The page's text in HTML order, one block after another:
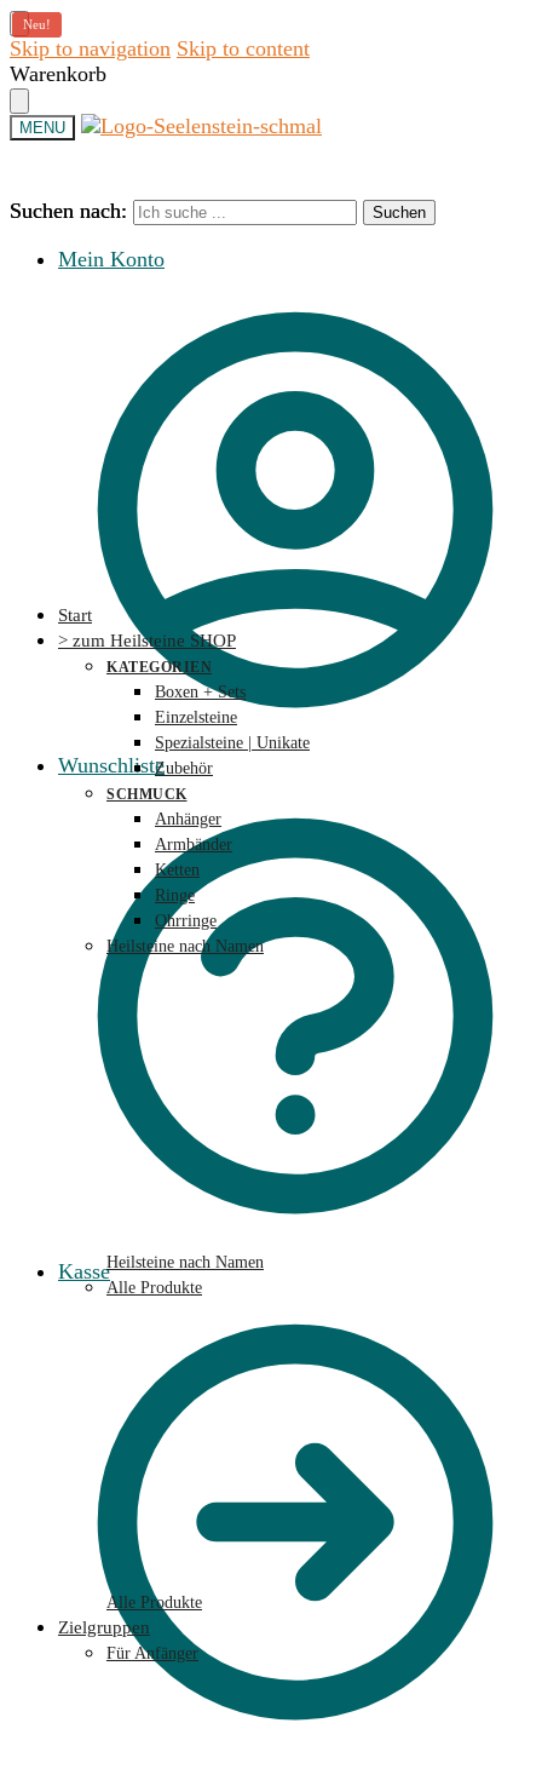
Skip to navigation Skip to content
Warenkorb
MENU
Suchen nach: Suchen
Mein Konto
Wunschliste
Kasse
Suchen nach: Suchen
Start
> zum Heilsteine SHOP
KATEGORIEN
Boxen + Sets
Einzelsteine
Spezialsteine | Unikate
Zubehör
SCHMUCK
Anhänger
Armbänder
Ketten
Ringe
Ohrringe
Heilsteine nach Namen
Heilsteine nach Namen
Alle Produkte
Alle Produkte
Zielgruppen
Für Anfänger
Neu!